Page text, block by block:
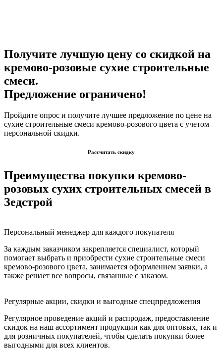
Получите лучшую цену со скидкой на
кремово-розовые сухие строительные
смеси.
Предложение ограничено!
Пройдите опрос и получите лучшее предложение по цене на
сухие строительные смеси кремово-розового цвета с учетом
персональной скидки.
Рассчитать скидку
Преимущества покупки кремово-
розовых сухих строительных смесей в
Зедстрой
Персональный менеджер для каждого покупателя
За каждым заказчиком закрепляется специалист, который
помогает выбрать и приобрести сухие строительные смеси
кремово-розового цвета, занимается оформлением заявки, а
также решает все вопросы, связанные с заказом.
Регулярные акции, скидки и выгодные спецпредложения
Регулярное проведение акций и распродаж, предоставление
скидок на наш ассортимент продукции как для оптовых, так и
для розничных покупателей, чтобы сделать покупки более
выгодными для всех клиентов.